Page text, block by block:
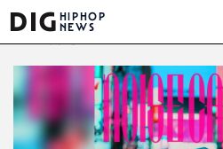
DIG HIPHOP
NEWS
NEWS